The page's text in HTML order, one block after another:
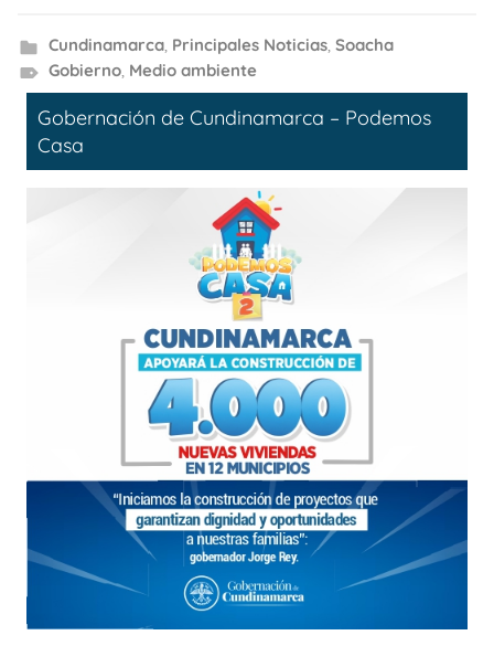
Cundinamarca, Principales Noticias, Soacha
Gobierno, Medio ambiente
Gobernación de Cundinamarca – Podemos
Casa